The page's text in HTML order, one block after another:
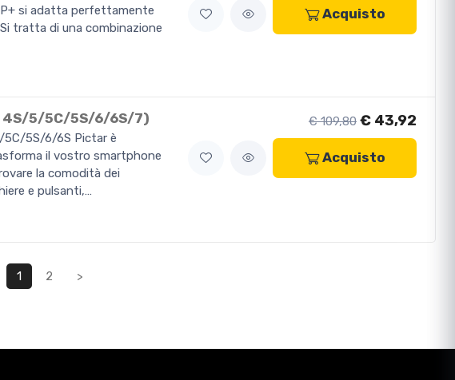
si adatta perfettamente
tratta di una combinazione
Acquisto
4S/5/5C/5S/6/6S/7)
5C/5S/6/6S Pictar è
il vostro smartphone
la comodità dei
e pulsanti,…
€ 109,80 € 43,92
Acquisto
1 2 >